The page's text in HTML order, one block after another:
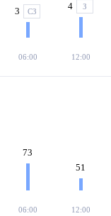
3 СЗ
06:00
4 З
12:00
73
06:00
51
12:00